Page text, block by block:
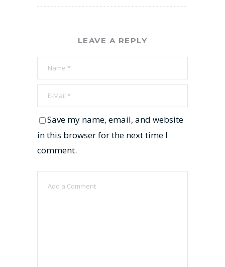
LEAVE A REPLY
Save my name, email, and website
in this browser for the next time I
comment.